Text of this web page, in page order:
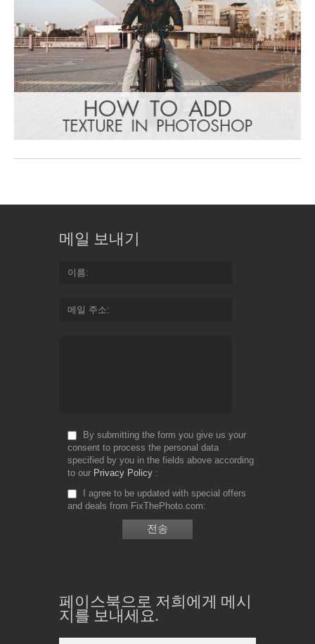
메일 보내기
이름
메일 주소
By submitting the form you give us your
consent to process the personal data
specified by you in the fields above according
to our Privacy Policy
I agree to be updated with special offers
and deals from FixThePhoto.com
페이스북으로 저희에게 메시
지를 보내세요.